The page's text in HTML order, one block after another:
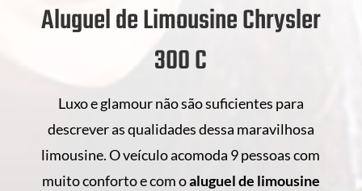
Aluguel de Limousine Chrysler
300 C
Luxo e glamour não são suficientes para
descrever as qualidades dessa maravilhosa
limousine. O veículo acomoda 9 pessoas com
muito conforto e com oaluguel de limousine